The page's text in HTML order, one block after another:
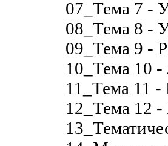
07_Тема 7 -
08_Тема 8 -
09_Тема 9 -
10_Тема 10 -
11_Тема 11 -
12_Тема 12 -